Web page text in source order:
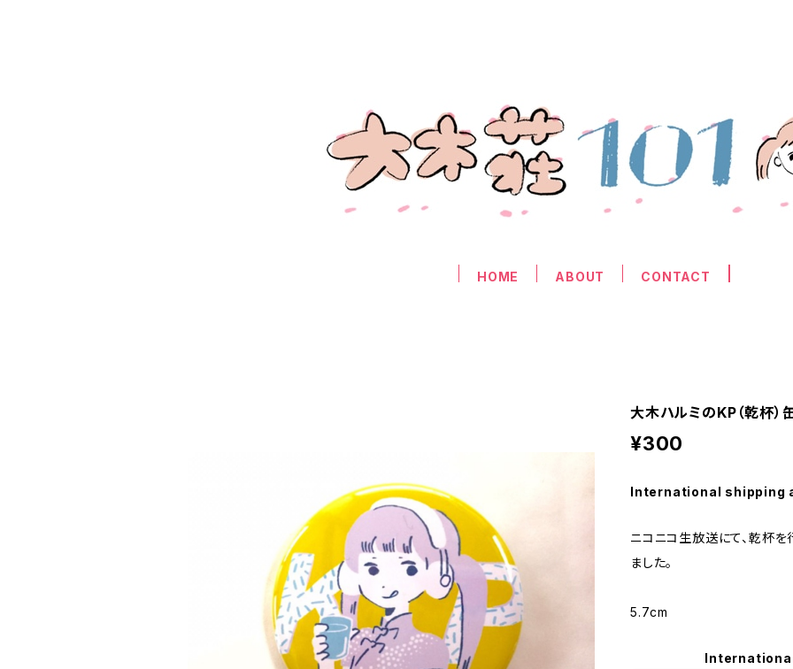
HOME ABOUT CONTACT
大木ハルミのKP（乾杯）
¥300
International shipping
ニコニコ生放送にて、乾杯
ました。
5.7cm